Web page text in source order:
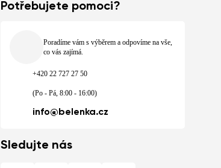
Potřebujete pomoci?
Poradíme vám s výběrem a odpovíme na vše,
co vás zajímá.
+420 22 727 27 50
(Po - Pá, 8:00 - 16:00)
info@belenka.cz
Sledujte nás